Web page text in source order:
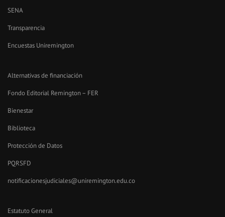
SENA
Transparencia
Encuestas Uniremington
Alternativas de financiación
Fondo Editorial Remington – FER
Bienestar
Biblioteca
Protección de Datos
PQRSFD
notificacionesjudiciales@uniremington.edu.co
Estatuto General